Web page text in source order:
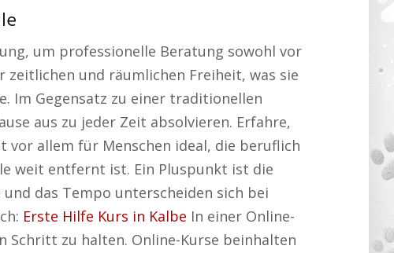
um professionelle Beratung sowohl vor
zeitlichen und räumlichen Freiheit, was sie
Im Gegensatz zu einer traditionellen
aus zu jeder Zeit absolvieren. Erfahre,
vor allem für Menschen ideal, die beruflich
weit entfernt ist. Ein Pluspunkt ist die
das Tempo unterscheiden sich bei
Erste Hilfe Kurs in Kalbe In einer Online-
Schritt zu halten. Online-Kurse beinhalten